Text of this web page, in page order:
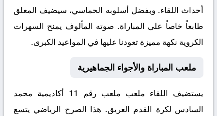
أحداث اللقاء. وبفضل أسلوبه الحماسي، سيضيف المعلق
طابعاً خاصاً على المباراة. صوته المألوف يمنح السهرات
الكروية نكهة مميزة تعودنا عليها في المواعيد الكبرى.
ملعب المباراة والأجواء الجماهيرية
يستضيف اللقاء ملعب
ملعب رقم 11 أكاديمية محمد
السادس لكرة القدم العريق. هذا الصرح الرياضي يتسع